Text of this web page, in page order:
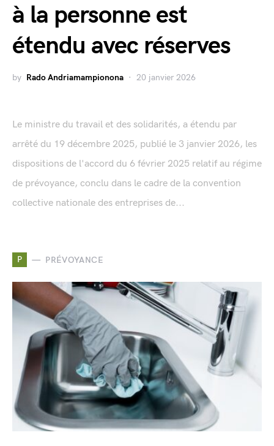
à la personne est
étendu avec réserves
by Rado Andriamampionona 20 janvier 2026
Le ministre du travail et des solidarités, a étendu par
arrêté du 19 décembre 2025, publié le 3 janvier 2026, les
dispositions de l'accord du 6 février 2025 relatif au régime
de prévoyance, conclu dans le cadre de la convention
collective nationale des entreprises de...
P PRÉVOYANCE